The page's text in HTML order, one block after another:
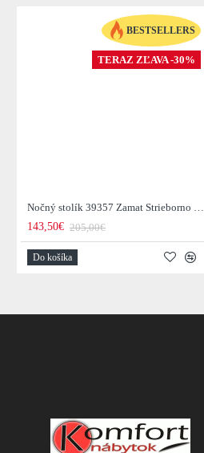
BESTSELLERS
TERAZ ZĽAVA -30%
Nočný stolík 39357 Zamat Strieborno šedý
143,50€ 205,00€
Do košíka